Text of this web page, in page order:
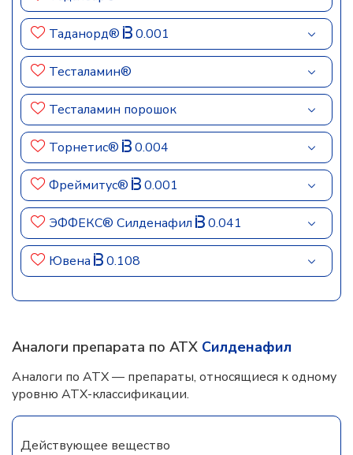
Таданорд® 0.001
Тесталамин®
Тесталамин порошок
Торнетис® 0.004
Фреймитус® 0.001
ЭФФЕКС® Силденафил 0.041
Ювена 0.108
Аналоги препарата по АТХ Силденафил
Аналоги по АТХ — препараты, относящиеся к одному
уровню АТХ-классификации.
Действующее вещество